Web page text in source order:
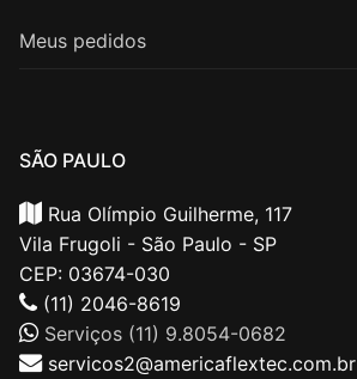
Meus pedidos
SÃO PAULO
Rua Olímpio Guilherme, 117
Vila Frugoli - São Paulo - SP
CEP: 03674-030
(11) 2046-8619
Serviços (11) 9.8054-0682
servicos2@americaflextec.com.br